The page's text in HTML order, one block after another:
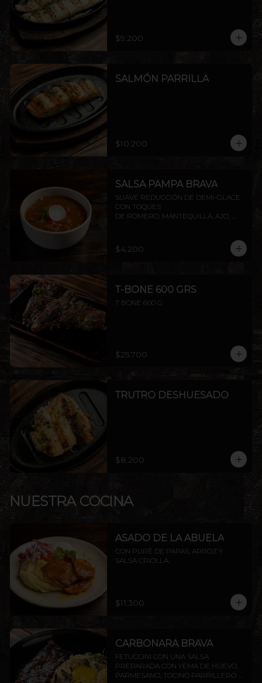
$9.200
SALMÓN PARRILLA
$10.200
SALSA PAMPA BRAVA
SUAVE REDUCCIÓN DE DEMI-GLACE
CON TOQUES
DE ROMERO, MANTEQUILLA, AJO,
$4.200
T-BONE 600 GRS
T BONE 600 G
$25.700
TRUTRO DESHUESADO
$8.200
NUESTRA COCINA
ASADO DE LA ABUELA
CON PURÉ DE PAPAS, ARROZ Y
SALSA CRIOLLA.
$11.300
CARBONARA BRAVA
FETUCCINI CON UNA SALSA
PREPARADA CON YEMA DE HUEVO,
PARMESANO, TOCINO PARRILLERO Y